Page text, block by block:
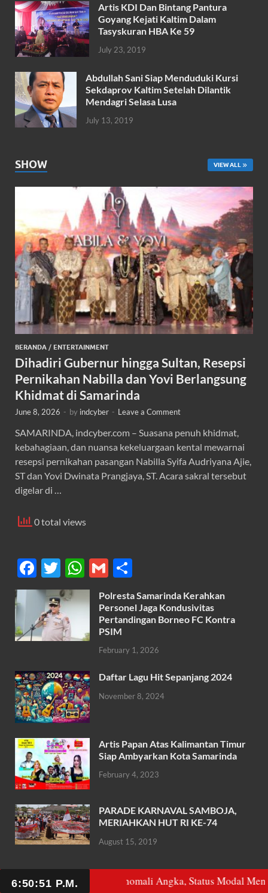
Artis KDI Dan Bintang Pantura
Goyang Kejati Kaltim Dalam
Tasyskuran HBA Ke 59
July 23, 2019
Abdullah Sani Siap Menduduki Kursi
Sekdaprov Kaltim Setelah Dilantik
Mendagri Selasa Lusa
July 13, 2019
SHOW VIEW ALL
BERANDA / ENTERTAINMENT
Dihadiri Gubernur hingga Sultan, Resepsi
Pernikahan Nabilla dan Yovi Berlangsung
Khidmat di Samarinda
June 8, 2026 - by indcyber - Leave a Comment
SAMARINDA, indcyber.com – Suasana penuh khidmat,
kebahagiaan, dan nuansa kekeluargaan kental mewarnai
resepsi pernikahan pasangan Nabilla Syifa Audriyana Ajie,
ST dan Yovi Dwinata Prangjaya, ST. Acara sakral tersebut
digelar di …
0 total views
F
ac
e
b
o
k
T
w
itt
er
W
h
at
A
p
G
m
ail
h
ar
e
Polresta Samarinda Kerahkan
Personel Jaga Kondusivitas
Pertandingan Borneo FC Kontra
PSIM
February 1, 2026
Daftar Lagu Hit Sepanjang 2024
November 8, 2024
Artis Papan Atas Kalimantan Timur
Siap Ambyarkan Kota Samarinda
February 4, 2023
PARADE KARNAVAL SAMBOJA,
MERIAHKAN HUT RI KE-74
August 15, 2019
Anomali Angka, Status Modal Mengambang, dan